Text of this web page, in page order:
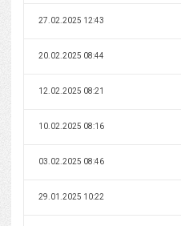
27.02.2025 12:43
20.02.2025 08:44
12.02.2025 08:21
10.02.2025 08:16
03.02.2025 08:46
29.01.2025 10:22